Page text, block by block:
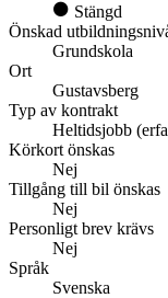
Stängd
Önskad
Grundskola
Ort
Gustavsberg
Typ av kontrakt
Heltidsjobb
Körkort önskas
Nej
Tillgång till bil önskas
Nej
Personligt brev krävs
Nej
Språk
Svenska